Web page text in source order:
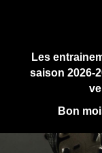
Les
saison 2026-
Bon